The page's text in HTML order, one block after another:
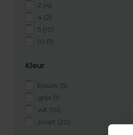
2 (4)
4 (2)
5 (10)
10 (1)
Kleur
blauw (5)
grijs (1)
wit (10)
zwart (20)